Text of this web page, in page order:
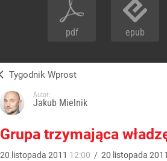
pdf epub
Tygodnik Wprost
Autor:
Jakub Mielnik
Grupa trzymająca
20 listopada 2011 12:00 / 20 listopada 2011